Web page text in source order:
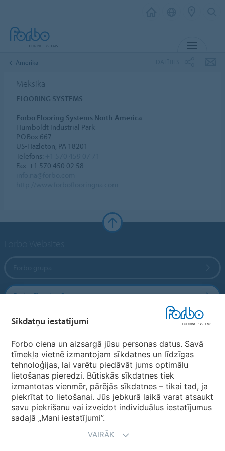
Amerika
Meksika
FLOORING SYSTEMS
Forbo Flooring Systems North America
Humboldt Industrial Park
P.O.Box 667
US-Hazleton, PA 18201
Telefons:
Fax: +1 570 450 02 58
Forbo Flooring Systems
Forbo Movement Systems
Valstu mājas lapas
Izvēlēties valsti
Sīkdatņu iestatījumi
Forbo ciena un aizsargā jūsu personas datus. Savā
tīmekļa vietnē izmantojam sīkdatnes un līdzīgas
tehnoloģijas, lai varētu piedāvāt jums optimālu
lietošanas pieredzi. Būtiskās sīkdatnes tiek
izmantotas vienmēr, pārējās sīkdatnes – tikai tad, ja
piekrītat to lietošanai. Jūs jebkurā laikā varat atsaukt
savu piekrišanu vai izveidot individuālus iestatījumus
sadaļā „Mani iestatījumi”.
VAIRĀK